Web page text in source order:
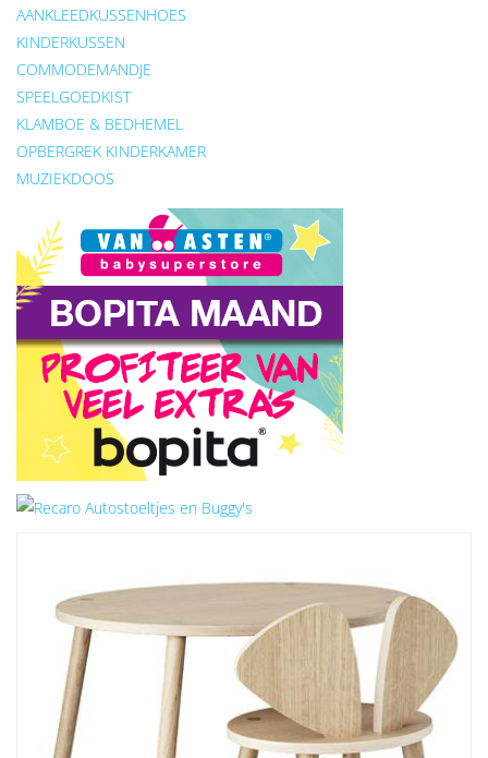
AANKLEEDKUSSENHOES
KINDERKUSSEN
COMMODEMANDJE
SPEELGOEDKIST
KLAMBOE & BEDHEMEL
OPBERGREK KINDERKAMER
MUZIEKDOOS